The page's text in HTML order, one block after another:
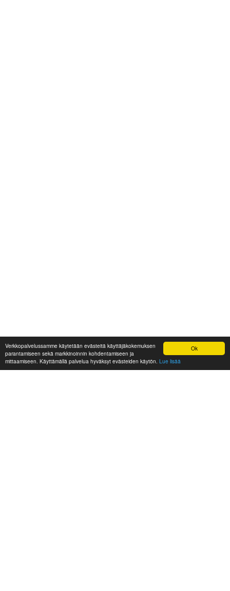
Ok
Verkkopalvelussamme käytetään evästeitä käyttäjäkokemuksen
parantamiseen sekä markkinoinnin kohdentamiseen ja
mittaamiseen. Käyttämällä palvelua hyväksyt evästeiden käytön. Lue lisää